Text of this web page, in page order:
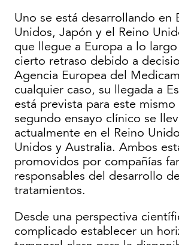
Uno se está desarrollando en
Unidos, Japón y el Reino
que llegue a Europa a lo
cierto retraso debido a
Agencia Europea del
cualquier caso, su llegada a
está prevista para este mismo
segundo ensayo clínico se
actualmente en el Reino
Unidos y Australia. Ambos
promovidos por compañías
responsables del desarrollo
tratamientos.
Desde una perspectiva
complicado establecer un